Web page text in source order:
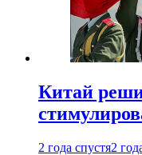
Китай
2 года спустя2